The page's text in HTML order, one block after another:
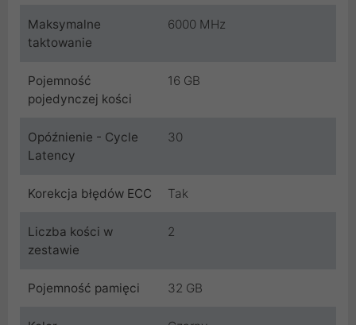
Maksymalne
taktowanie
6000 MHz
Pojemność
pojedynczej kości
16 GB
Opóźnienie - Cycle
Latency
30
Korekcja błędów ECC Tak
Liczba kości w
zestawie
2
Pojemność pamięci 32 GB